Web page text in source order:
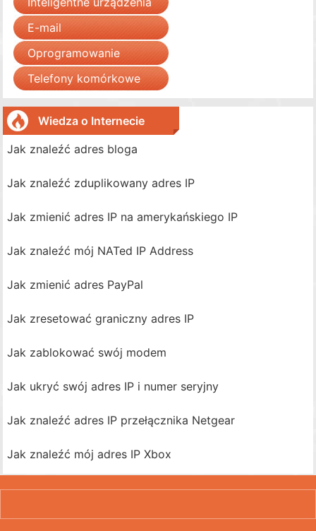
E-mail
Oprogramowanie
Telefony komórkowe
Wiedza o Internecie
Jak znaleźć adres bloga
Jak znaleźć zduplikowany adres IP
Jak zmienić adres IP na amerykańskiego IP
Jak znaleźć mój NATed IP Address
Jak zmienić adres PayPal
Jak zresetować graniczny adres IP
Jak zablokować swój modem
Jak ukryć swój adres IP i numer seryjny
Jak znaleźć adres IP przełącznika Netgear
Jak znaleźć mój adres IP Xbox